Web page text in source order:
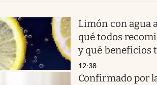
Limón con agua
qué todos
y qué beneficios
12:38
Confirmado por